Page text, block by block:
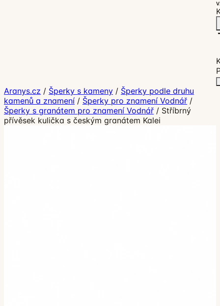
Aranys.cz / Šperky s kameny / Šperky podle druhu
kamenů a znamení / Šperky pro znamení Vodnář /
Šperky s granátem pro znamení Vodnář / Stříbrný
přívěsek kulička s českým granátem Kalei